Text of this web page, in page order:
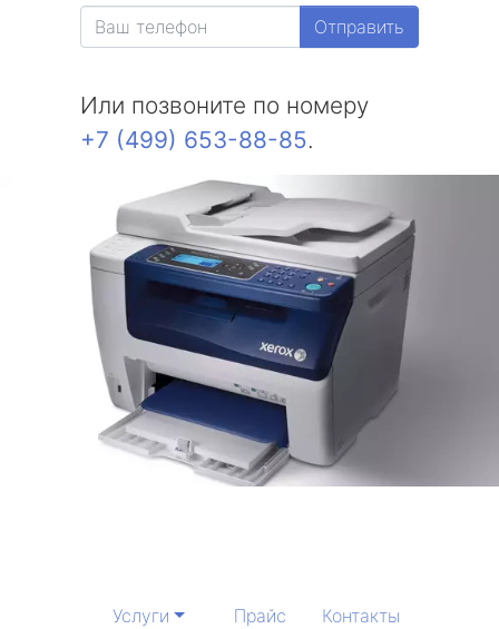
Отправить
Или позвоните по номеру
+7 (499) 653-88-85.
Услуги Прайс Контакты